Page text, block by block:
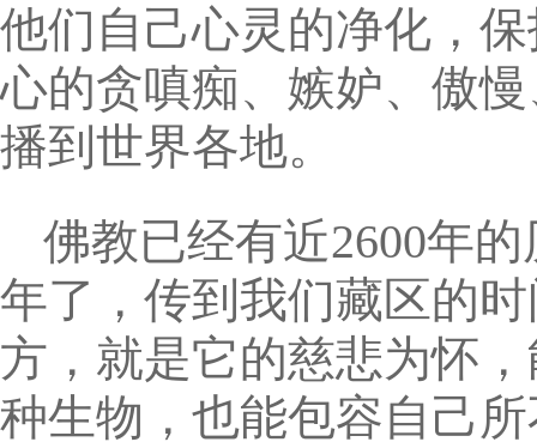
他们自己心灵的净化，
心的贪嗔痴、嫉妒、傲
播到世界各地。
佛教已经有近2600年
年了，传到我们藏区的
方，就是它的慈悲为怀
种生物，也能包容自己